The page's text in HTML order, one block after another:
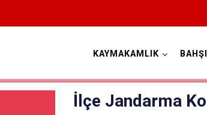
KAYMAKAMLIK
İlçe Jandarma